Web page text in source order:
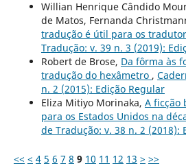
Willian Henrique Cândido
de Matos, Fernanda
tradução é útil para os
Tradução: v. 39 n. 3 (2019):
Robert de Brose, Da fôrma às
tradução do hexâmetro ,
n. 2 (2015): Edição Regular
Eliza Mitiyo Morinaka, A ficção
para os Estados Unidos na
de Tradução: v. 38 n. 2 (2018):
<< < 4 5 6 7 8 9 10 11 12 13 > >>